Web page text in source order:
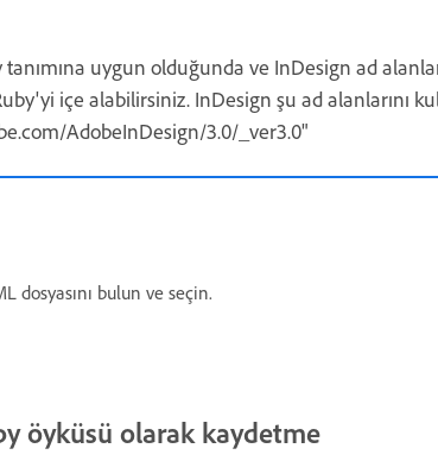
uygun olduğunda ve InDesign ad
içe alabilirsiniz. InDesign şu ad alanlarını
AdobeInDesign/3.0/_ver3.0"
dosyasını bulun ve seçin.
öyküsü olarak kaydetme